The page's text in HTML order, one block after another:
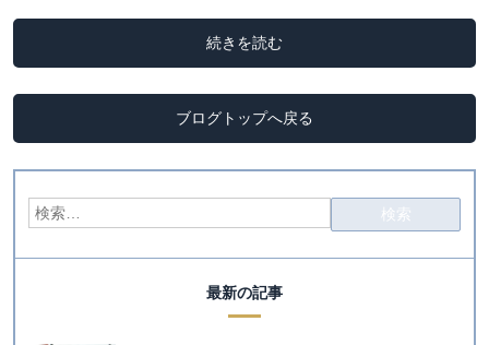
続きを読む
ブログトップへ戻る
最新の記事